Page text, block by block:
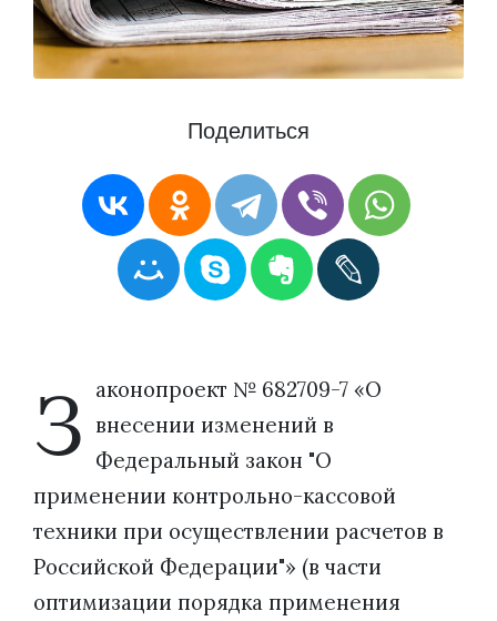
Поделиться
З аконопроект № 682709-7 «О
внесении изменений в
Федеральный закон "О
применении контрольно-кассовой
техники при осуществлении расчетов в
Российской Федерации"» (в части
оптимизации порядка применения